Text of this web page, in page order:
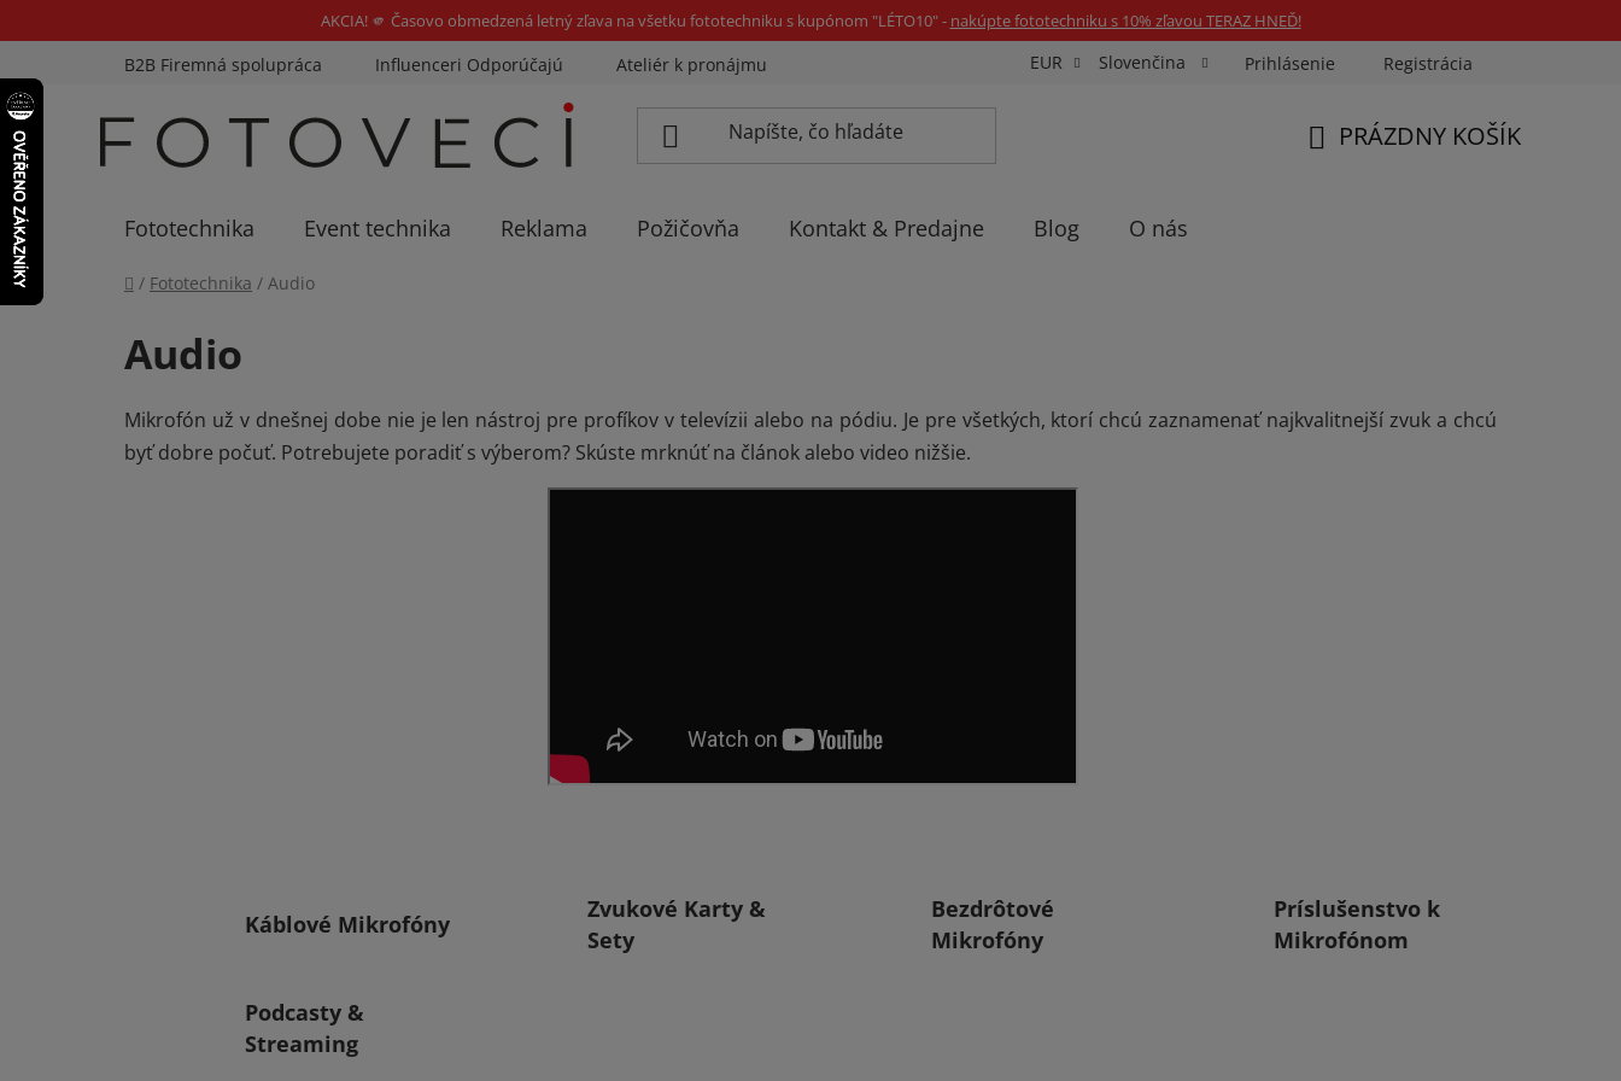
AKCIA! 🫵 Časovo obmedzená letný zľava na všetku fototechniku s kupónom "LÉTO10" - nakúpte fototechniku s 10% zľavou TERAZ HNEĎ!
na
obsah
B2B Firemná spolupráca Influenceri Odporúčajú Ateliér k pronájmu Eventovka Fotospin Neóny na mieru Preukazové Foto
EUR Slovenčina Prihlásenie Registrácia
PRÁZDNY KOŠÍK
Fototechnika Event technika Reklama Požičovňa Kontakt & Predajne Blog O nás
Domov
/ Fototechnika / Audio
Audio
Mikrofón už v dnešnej dobe nie je len nástroj pre profíkov v televízii alebo na pódiu. Je pre všetkých, ktorí chcú zaznamenať najkvalitnejší zvuk a chcú
byť dobre počuť. Potrebujete poradiť s výberom? Skúste mrknúť na článok alebo video nižšie.
Káblové Mikrofóny
Zvukové Karty &
Sety
Bezdrôtové
Mikrofóny
Príslušenstvo k
Mikrofónom
Podcasty &
Streaming